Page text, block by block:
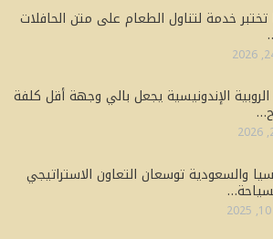
تختبر خدمة لتناول الطعام على متن الحافلات
الإندونيسية يجعل بالي وجهة أقل كلفة
والسعودية توسعان التعاون الاستراتيجي